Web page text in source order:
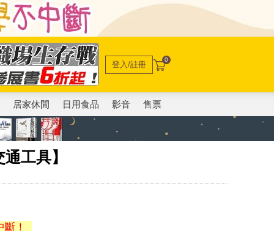
登入/註冊 0
居家休閒 日用食品 影音 售票
工具】
！